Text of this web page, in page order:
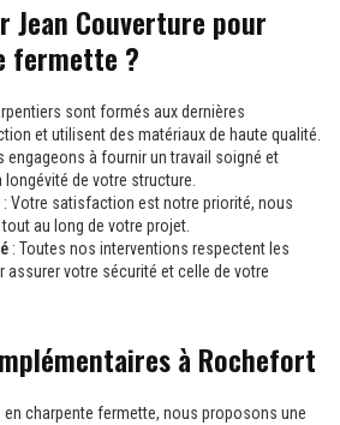
Jean Couverture pour
fermette ?
sont formés aux dernières
et utilisent des matériaux de haute qualité.
engageons à fournir un travail soigné et
de votre structure.
: Votre satisfaction est notre priorité, nous
au long de votre projet.
: Toutes nos interventions respectent les
assurer votre sécurité et celle de votre
à Rochefort
en charpente fermette, nous proposons une